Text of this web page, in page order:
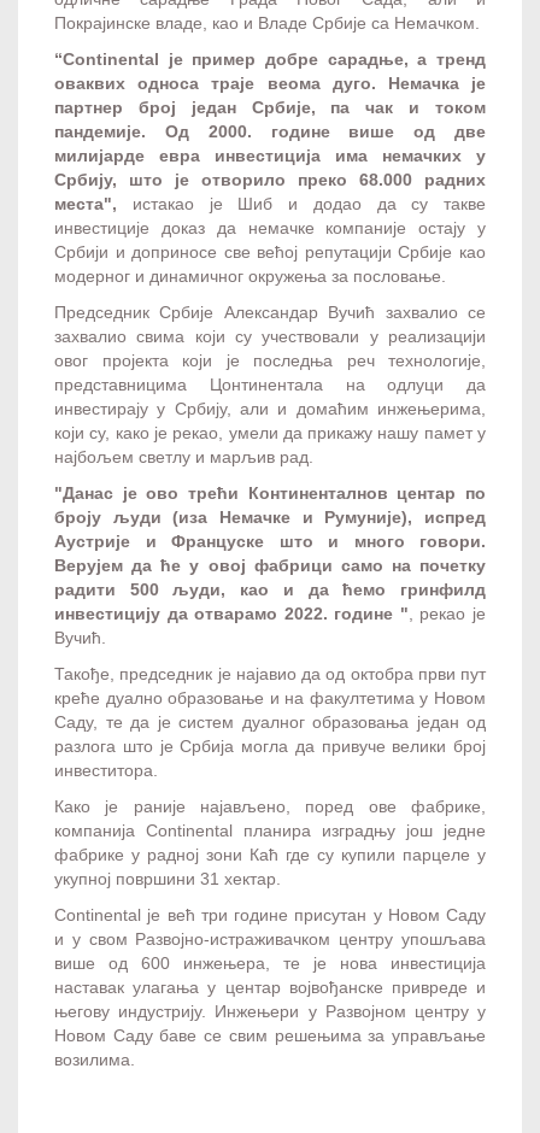
Покрајинске владе, као и Владе Србије са Немачком.
“Continental је пример добре сарадње, а тренд
оваквих односа траје веома дуго. Немачка је
партнер број један Србије, па чак и током
пандемије. Од 2000. године више од две
милијарде евра инвестиција има немачких у
Србију, што је отворило преко 68.000 радних
места", истакао је Шиб и додао да су такве
инвестиције доказ да немачке компаније остају у
Србији и доприносе све већој репутацији Србије као
модерног и динамичног окружења за пословање.
Председник Србије Александар Вучић захвалио се
захвалио свима који су учествовали у реализацији
овог пројекта који је последња реч технологије,
представницима Цонтинентала на одлуци да
инвестирају у Србију, али и домаћим инжењерима,
који су, како је рекао, умели да прикажу нашу памет у
најбољем светлу и марљив рад.
"Данас је ово трећи Континенталнов центар по
броју људи (иза Немачке и Румуније), испред
Аустрије и Француске што и много говори.
Верујем да ће у овој фабрици само на почетку
радити 500 људи, као и да ћемо гринфилд
инвестицију да отварамо 2022. године " , рекао је
Вучић.
Такође, председник је најавио да од октобра први пут
креће дуално образовање и на факултетима у Новом
Саду, те да је систем дуалног образовања један од
разлога што је Србија могла да привуче велики број
инвеститора.
Како је раније најављено, поред ове фабрике,
компанија Continental планира изградњу још једне
фабрике у радној зони Каћ где су купили парцеле у
укупној површини 31 хектар.
Continental је већ три године присутан у Новом Саду
и у свом Развојно-истраживачком центру упошљава
више од 600 инжењера, те је нова инвестиција
наставак улагања у центар војвођанске привреде и
његову индустрију. Инжењери у Развојном центру у
Новом Саду баве се свим решењима за управљање
возилима.